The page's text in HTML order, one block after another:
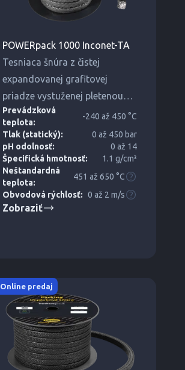
POWERpack 1000 Inconet-TA
Tesniaca šnúra z čistej
expandovanej grafitovej
priadze vystuženej pletenou
inkonelovou sieťou. Zvýšená
odolnosť voči tlaku.
Prevádzková
teplota:
-240 až 450 °C
Tlak (statický):
0 až 450 bar
pH odolnosť:
0 až 14
Špecifická hmotnosť:
1.1 g/cm³
Neštandardná
teplota:
451 až 650 °C
Obvodová rýchlosť: 0 až 2 m/s
Zobraziť
Online predaj